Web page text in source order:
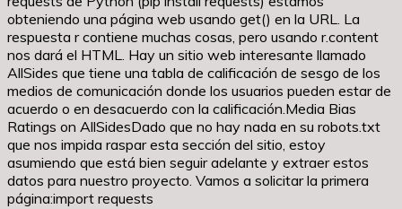
obteniendo una página web usando get() en la URL. La
respuesta r contiene muchas cosas, pero usando r.content
nos dará el HTML. Hay un sitio web interesante llamado
AllSides que tiene una tabla de calificación de sesgo de los
medios de comunicación donde los usuarios pueden estar de
acuerdo o en desacuerdo con la calificación.Media Bias
Ratings on AllSidesDado que no hay nada en su robots.txt
que nos impida raspar esta sección del sitio, estoy
asumiendo que está bien seguir adelante y extraer estos
datos para nuestro proyecto. Vamos a solicitar la primera
página:import requests